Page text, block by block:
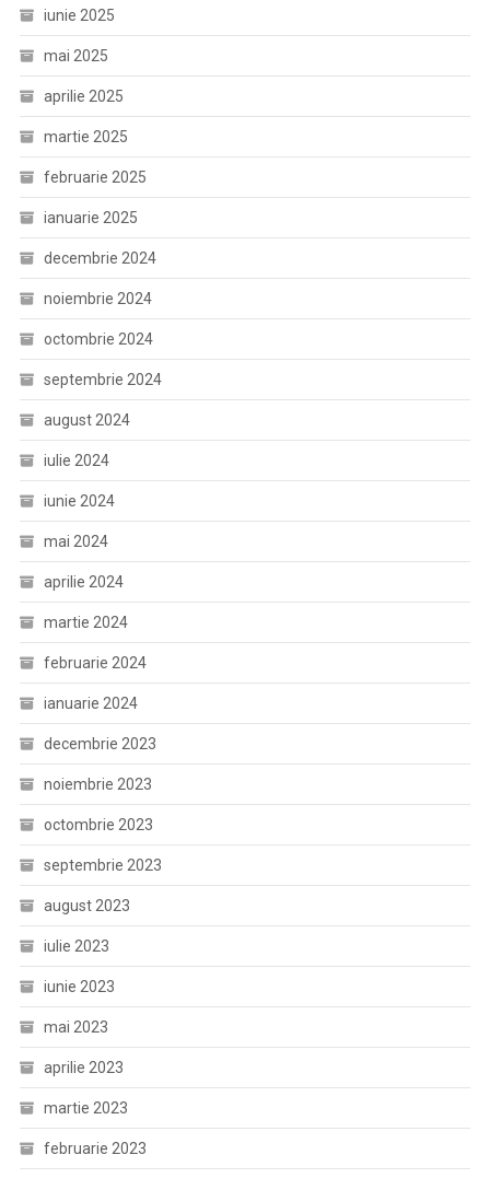
iunie 2025
mai 2025
aprilie 2025
martie 2025
februarie 2025
ianuarie 2025
decembrie 2024
noiembrie 2024
octombrie 2024
septembrie 2024
august 2024
iulie 2024
iunie 2024
mai 2024
aprilie 2024
martie 2024
februarie 2024
ianuarie 2024
decembrie 2023
noiembrie 2023
octombrie 2023
septembrie 2023
august 2023
iulie 2023
iunie 2023
mai 2023
aprilie 2023
martie 2023
februarie 2023